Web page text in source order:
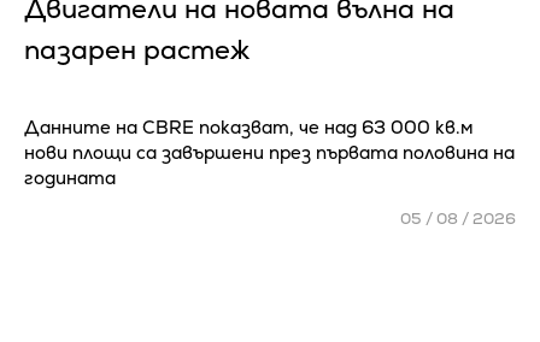
Двигатели на новата вълна на
пазарен растеж
Данните на CBRE показват, че над 63 000 кв.м
нови площи са завършени през първата половина на
годината
05 / 08 / 2026